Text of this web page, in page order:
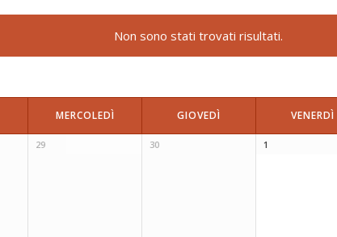
Non sono stati trovati risultati.
MERCOLEDÌ GIOVEDÌ VENERDÌ
29 30 1